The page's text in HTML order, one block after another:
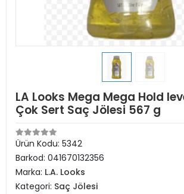
LA Looks Mega Mega Hold
Çok Sert Saç Jölesi 567 g
Ürün Kodu: 5342
Barkod: 041670132356
Marka: L.A. Looks
Kategori: Saç Jölesi